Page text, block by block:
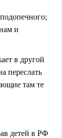
и
в другой
переслать
там те
детей в РФ